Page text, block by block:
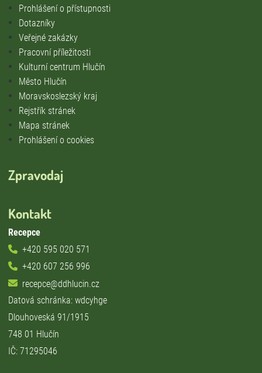
Prohlášení o přístupnosti
Dotazníky
Veřejné zakázky
Pracovní příležitosti
Kulturní centrum Hlučín
Město Hlučín
Moravskoslezský kraj
Rejstřík stránek
Mapa stránek
Prohlášení o cookies
Zpravodaj
Kontakt
Recepce
+420 595 020 571
+420 607 256 996
recepce@ddhlucin.cz
Datová schránka: wdcyhge
Dlouhoveská 91/1915
748 01 Hlučín
IČ: 71295046